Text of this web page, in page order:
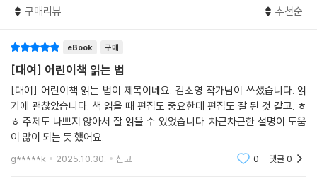
구로서의 책과 자유롭게 평생 함께할 수 있다면 얼마나 좋을까요? 어른은
새로운 관점을 가지고 책을 읽어 나갈 수 있다면 더욱 좋겠지요.
『어린이책 읽는 법』은 책을 고르는 법부터 다양한 갈래별 책을 읽는 법까
지 찬찬히 설명해 줍니다. 저자가 독서교실에서 만난 어린이와 부모의 일
화를 곁들여 읽는 맛도 더 나고요. 무엇보다 이렇게 읽으면 어떻게 도움이
된다는 말을 하기보다 오로지 책을 읽는 사람의 책을 읽는 즐거움에 초점
을 맞추고 있어 도리어 요긴합니다. 책 읽기를, 책을 이렇게 즐기고 누릴 수
있음을 말해 주거든요. 하나 더, 곳곳에 실린 어린이책 소개글을 읽다 보면
구매리뷰 추천순
eBook 구매
[대여] 어린이책 읽는 법
[대여] 어린이책 읽는 법이 제목이네요. 김소영 작가님이 쓰셨습니다. 읽
기에 괜찮았습니다. 책 읽을 때 편집도 중요한데 편집도 잘 된 것 같고. ㅎ
ㅎ 주제도 나쁘지 않아서 잘 읽을 수 있었습니다. 차근차근한 설명이 도움
이 많이 되는 듯 했어요.
g*****k 2025.10.30. 신고 0 댓글0